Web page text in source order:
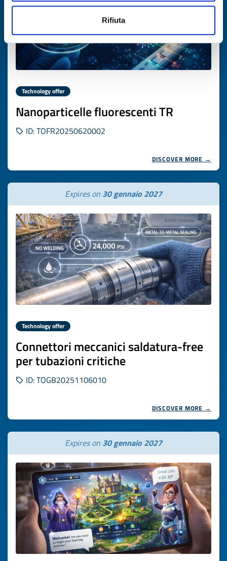
Rifiuta
Technology offer
Nanoparticelle fluorescenti TR
ID: TOFR20250620002
DISCOVER MORE →
Expires on 30 gennaio 2027
Technology offer
Connettori meccanici saldatura-free
per tubazioni critiche
ID: TOGB20251106010
DISCOVER MORE →
Expires on 30 gennaio 2027